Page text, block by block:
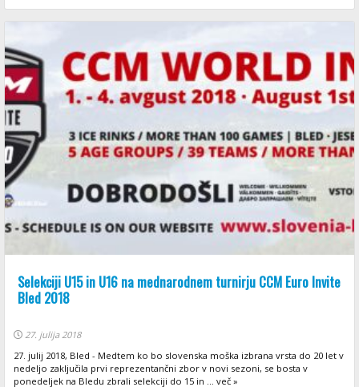
Selekciji U15 in U16 na mednarodnem turnirju CCM Euro Invite
Bled 2018
27. julija 2018
27. julij 2018, Bled - Medtem ko bo slovenska moška izbrana vrsta do 20 let v
nedeljo zaključila prvi reprezentančni zbor v novi sezoni, se bosta v
ponedeljek na Bledu zbrali selekciji do 15 in ... več »